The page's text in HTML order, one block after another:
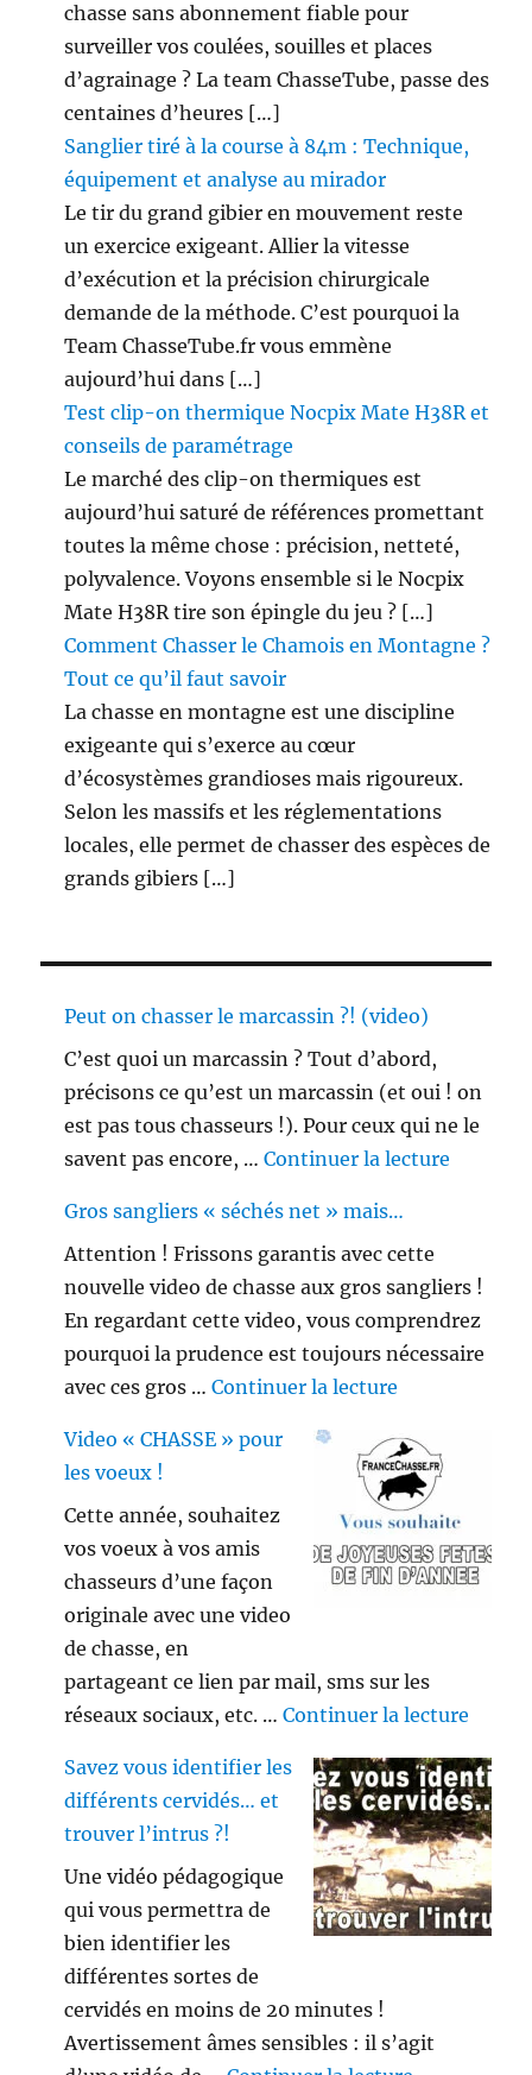
chasse sans abonnement fiable pour
surveiller vos coulées, souilles et places
d’agrainage ? La team ChasseTube, passe des
centaines d’heures […]
Sanglier tiré à la course à 84m : Technique,
équipement et analyse au mirador
Le tir du grand gibier en mouvement reste
un exercice exigeant. Allier la vitesse
d’exécution et la précision chirurgicale
demande de la méthode. C’est pourquoi la
Team ChasseTube.fr vous emmène
aujourd’hui dans […]
Test clip-on thermique Nocpix Mate H38R et
conseils de paramétrage
Le marché des clip-on thermiques est
aujourd’hui saturé de références promettant
toutes la même chose : précision, netteté,
polyvalence. Voyons ensemble si le Nocpix
Mate H38R tire son épingle du jeu ? […]
Comment Chasser le Chamois en Montagne ?
Tout ce qu’il faut savoir
La chasse en montagne est une discipline
exigeante qui s’exerce au cœur
d’écosystèmes grandioses mais rigoureux.
Selon les massifs et les réglementations
locales, elle permet de chasser des espèces de
grands gibiers […]
Peut on chasser le marcassin ?! (video)
C’est quoi un marcassin ? Tout d’abord,
précisons ce qu’est un marcassin (et oui ! on
est pas tous chasseurs !). Pour ceux qui ne le
savent pas encore, …Continuer la lecture
Gros sangliers « séchés net » mais…
Attention ! Frissons garantis avec cette
nouvelle video de chasse aux gros sangliers !
En regardant cette video, vous comprendrez
pourquoi la prudence est toujours nécessaire
avec ces gros …Continuer la lecture
Video « CHASSE » pour
les voeux !
Cette année, souhaitez
vos voeux à vos amis
chasseurs d’une façon
originale avec une video
de chasse, en
partageant ce lien par mail, sms sur les
réseaux sociaux, etc. …Continuer la lecture
Savez vous identifier les
différents cervidés… et
trouver l’intrus ?!
Une vidéo pédagogique
qui vous permettra de
bien identifier les
différentes sortes de
cervidés en moins de 20 minutes !
Avertissement âmes sensibles : il s’agit